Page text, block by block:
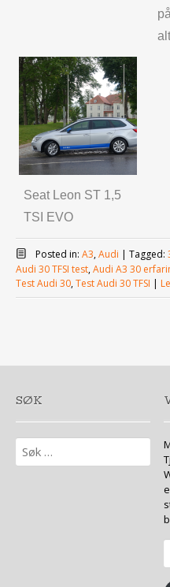
Seat Leon ST 1,5
TSI EVO
Posted in: A3,Audi | Tagged:
Audi 30 TFSI test,Audi A3 30
Test Audi 30,Test Audi 30 TFSI |
SØK
Søk
etter: